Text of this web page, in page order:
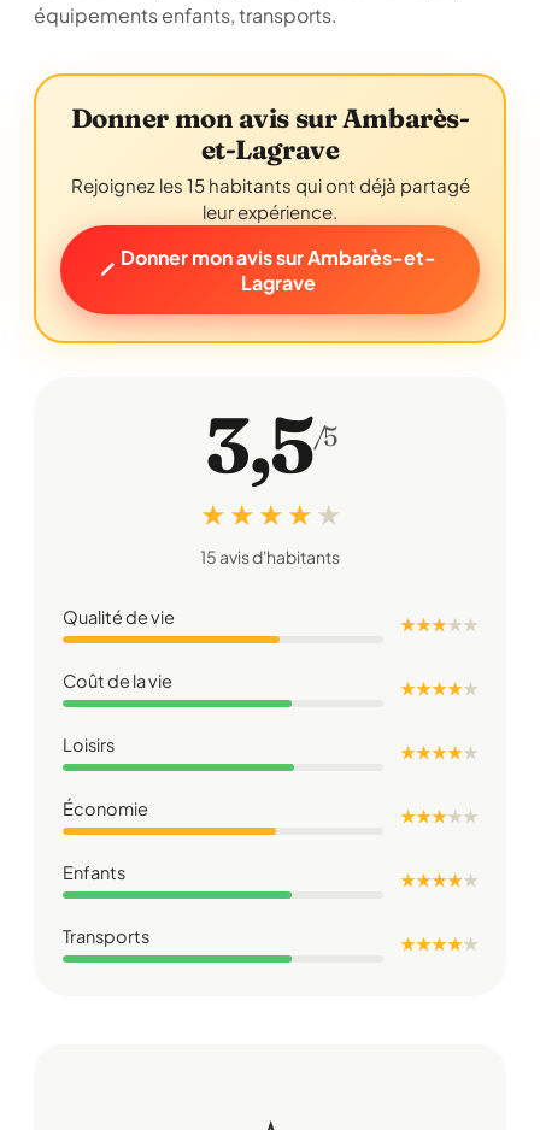
équipements enfants, transports.
Donner mon avis sur Ambarès-
et-Lagrave
Rejoignez les 15 habitants qui ont déjà partagé
leur expérience.
Donner mon avis sur Ambarès-et-
Lagrave
3,5/5
★ ★ ★ ★ ★
15 avis d'habitants
Qualité de vie ★ ★ ★★★
Coût de la vie ★ ★ ★ ★★
Loisirs ★ ★ ★ ★★
Économie ★ ★ ★★★
Enfants ★ ★ ★ ★★
Transports ★ ★ ★ ★★